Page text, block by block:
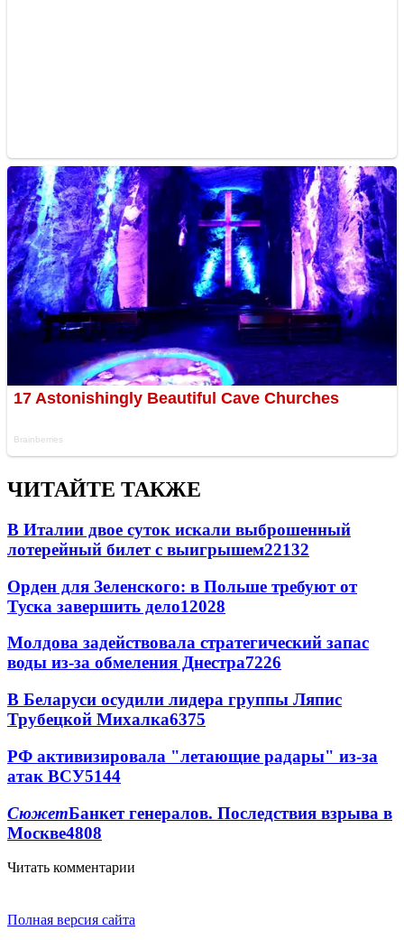
ЧИТАЙТЕ ТАКЖЕ
В Италии двое суток искали выброшенный
лотерейный билет с выигрышем22132
Орден для Зеленского: в Польше требуют от
Туска завершить дело12028
Молдова задействовала стратегический запас
воды из-за обмеления Днестра7226
В Беларуси осудили лидера группы Ляпис
Трубецкой Михалка6375
РФ активизировала "летающие радары" из-за
атак ВСУ5144
СюжетБанкет генералов. Последствия взрыва в
Москве4808
Читать комментарии
Полная версия сайта